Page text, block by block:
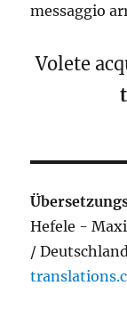
messaggio
Volete
Hefele -
/